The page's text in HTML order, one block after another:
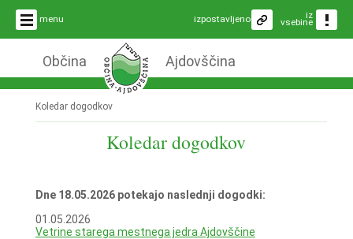
menu iz
vsebine
izpostavljeno
Občina Ajdovščina
Koledar dogodkov
Koledar dogodkov
Dne 18.05.2026 potekajo naslednji dogodki:
01.05.2026
Vetrine starega mestnega jedra Ajdovščine